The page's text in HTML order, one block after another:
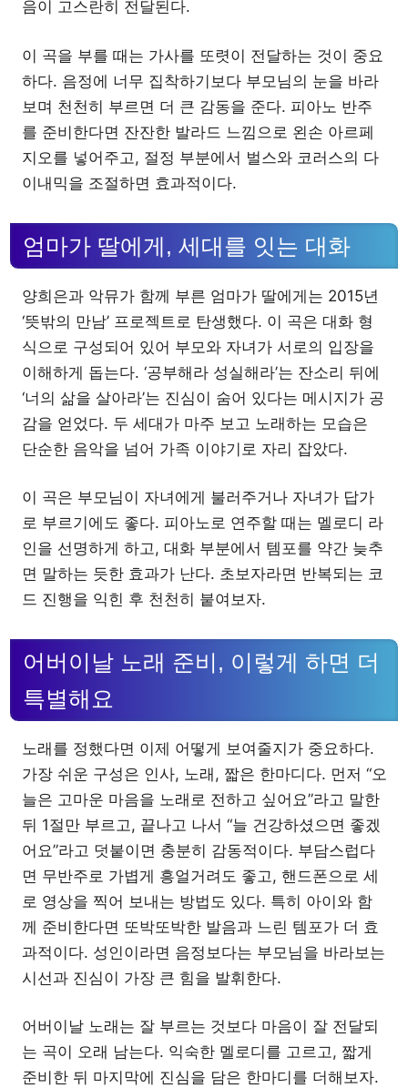
음이 고스란히 전달된다.
이 곡을 부를 때는 가사를 또렷이 전달하는 것이 중요
하다. 음정에 너무 집착하기보다 부모님의 눈을 바라
보며 천천히 부르면 더 큰 감동을 준다. 피아노 반주
를 준비한다면 잔잔한 발라드 느낌으로 왼손 아르페
지오를 넣어주고, 절정 부분에서 벌스와 코러스의 다
이내믹을 조절하면 효과적이다.
엄마가 딸에게, 세대를 잇는 대화
양희은과 악뮤가 함께 부른 엄마가 딸에게는 2015년
‘뜻밖의 만남’ 프로젝트로 탄생했다. 이 곡은 대화 형
식으로 구성되어 있어 부모와 자녀가 서로의 입장을
이해하게 돕는다. ‘공부해라 성실해라’는 잔소리 뒤에
‘너의 삶을 살아라’는 진심이 숨어 있다는 메시지가 공
감을 얻었다. 두 세대가 마주 보고 노래하는 모습은
단순한 음악을 넘어 가족 이야기로 자리 잡았다.
이 곡은 부모님이 자녀에게 불러주거나 자녀가 답가
로 부르기에도 좋다. 피아노로 연주할 때는 멜로디 라
인을 선명하게 하고, 대화 부분에서 템포를 약간 늦추
면 말하는 듯한 효과가 난다. 초보자라면 반복되는 코
드 진행을 익힌 후 천천히 붙여보자.
어버이날 노래 준비, 이렇게 하면 더
특별해요
노래를 정했다면 이제 어떻게 보여줄지가 중요하다.
가장 쉬운 구성은 인사, 노래, 짧은 한마디다. 먼저 “오
늘은 고마운 마음을 노래로 전하고 싶어요”라고 말한
뒤 1절만 부르고, 끝나고 나서 “늘 건강하셨으면 좋겠
어요”라고 덧붙이면 충분히 감동적이다. 부담스럽다
면 무반주로 가볍게 흥얼거려도 좋고, 핸드폰으로 세
로 영상을 찍어 보내는 방법도 있다. 특히 아이와 함
께 준비한다면 또박또박한 발음과 느린 템포가 더 효
과적이다. 성인이라면 음정보다는 부모님을 바라보는
시선과 진심이 가장 큰 힘을 발휘한다.
어버이날 노래는 잘 부르는 것보다 마음이 잘 전달되
는 곡이 오래 남는다. 익숙한 멜로디를 고르고, 짧게
준비한 뒤 마지막에 진심을 담은 한마디를 더해보자.